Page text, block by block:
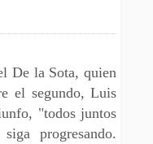
De la Sota, quien
el segundo, Luis
"todos juntos
progresando.